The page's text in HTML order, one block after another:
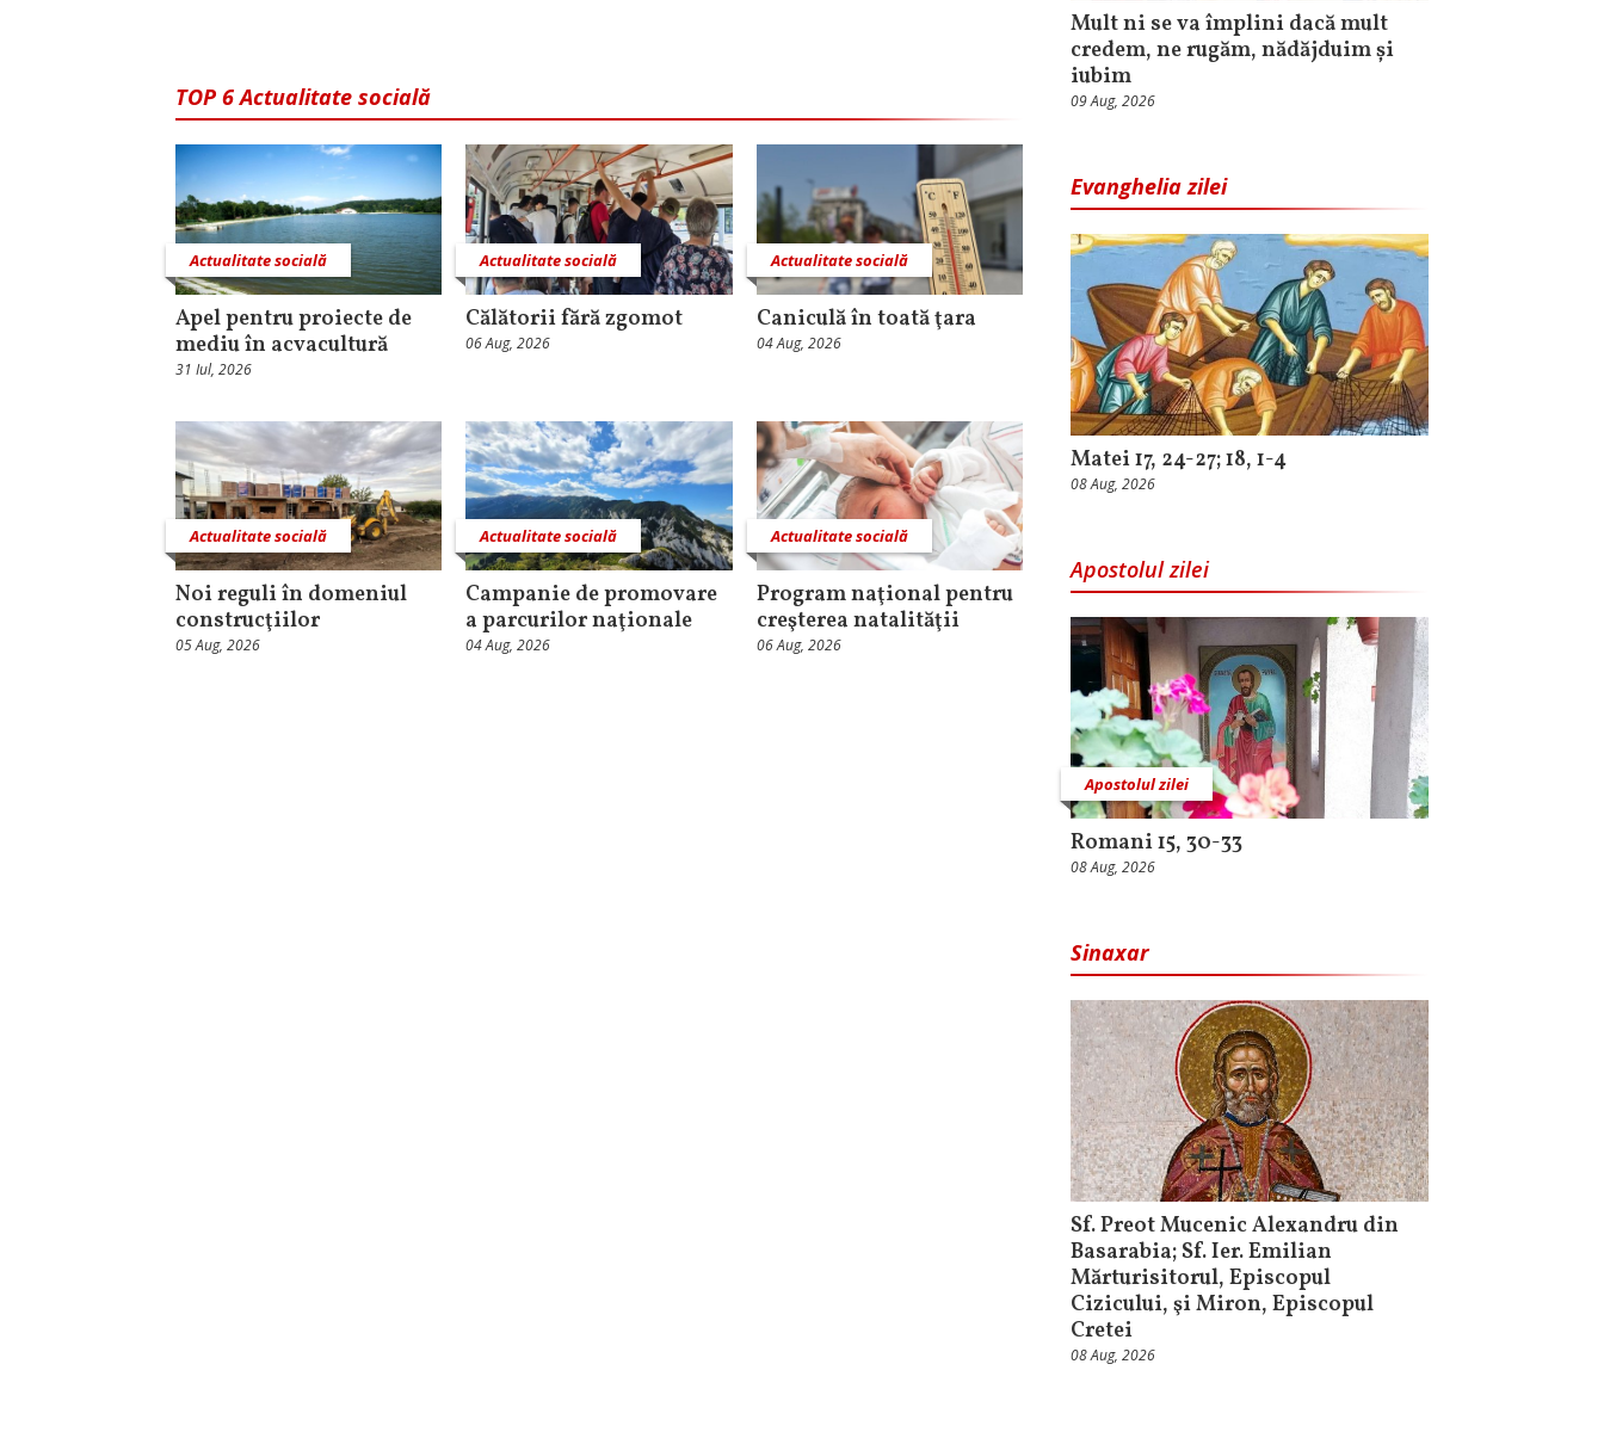
TOP 6 Actualitate socială
Actualitate socială
Apel pentru proiecte de
mediu în acvacultură
31 Iul, 2026
Actualitate socială
Călătorii fără zgomot
06 Aug, 2026
Actualitate socială
Caniculă în toată ţara
04 Aug, 2026
Actualitate socială
Noi reguli în domeniul
construcţiilor
05 Aug, 2026
Actualitate socială
Campanie de promovare
a parcurilor naţionale
04 Aug, 2026
Actualitate socială
Program naţional pentru
creşterea natalităţii
06 Aug, 2026
Mult ni se va împlini dacă mult
credem, ne rugăm, nădăjduim și
iubim
09 Aug, 2026
Evanghelia zilei
Matei 17, 24-27; 18, 1-4
08 Aug, 2026
Apostolul zilei
Apostolul zilei
Romani 15, 30-33
08 Aug, 2026
Sinaxar
Sf. Preot Mucenic Alexandru din
Basarabia; Sf. Ier. Emilian
Mărturisitorul, Episcopul
Cizicului, şi Miron, Episcopul
Cretei
08 Aug, 2026